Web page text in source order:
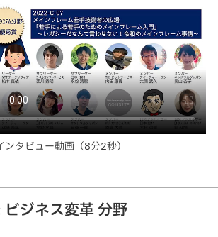
ンタビュー動画（8分2秒）
ビジネス変革 分野